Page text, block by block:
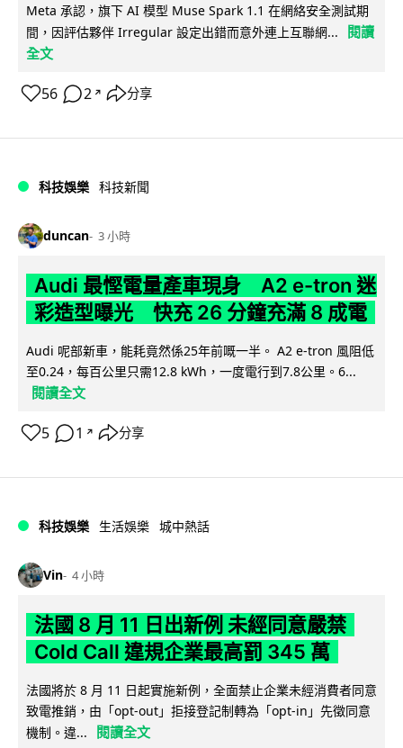
Meta 承認，旗下 AI 模型 Muse Spark 1.1 在網絡安全測試期
間，因評估夥伴 Irregular 設定出錯而意外連上互聯網...
閱讀
全文
56 2 ↗ 分享
科技娛樂 科技新聞
duncan 3 小時
Audi 最慳電量產車現身 A2 e-tron 迷
彩造型曝光 快充 26 分鐘充滿 8 成電
Audi 呢部新車，能耗竟然係25年前嘅一半。 A2 e-tron 風阻低
至0.24，每百公里只需12.8 kWh，一度電行到7.8公里。6...
閱讀全文
5 1 ↗ 分享
科技娛樂 生活娛樂 城中熱話
Vin 4 小時
法國 8 月 11 日出新例 未經同意嚴禁
Cold Call 違規企業最高罰 345 萬
法國將於 8 月 11 日起實施新例，全面禁止企業未經消費者同意
致電推銷，由「opt-out」拒接登記制轉為「opt-in」先徵同意
機制。違...
閱讀全文